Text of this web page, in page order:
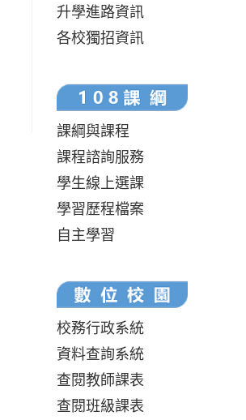
升學進路資訊
各校獨招資訊
課綱與課程
課程諮詢服務
學生線上選課
學習歷程檔案
自主學習
校務行政系統
資料查詢系統
查閱教師課表
查閱班級課表